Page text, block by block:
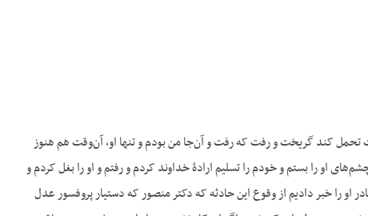
تحمل کند گریخت و رفت که رفت و آن‌جا من بودم و تنها او، آن‌وقت هم هنوز
او را بستم و خودم را تسلیم ارادۀ خداوند کردم و رفتم و او را بغل کردم و
او را خبر دادیم از وقوع این حادثه که دکتر منصور که دستیار پروفسور عدل